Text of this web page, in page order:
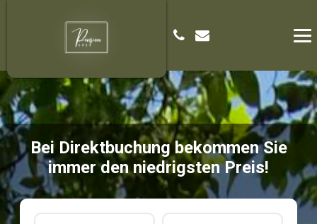
Bei Direktbuchung bekommen Sie
immer den niedrigsten Preis!